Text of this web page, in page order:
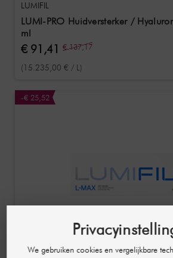
LUMIFIL
LUMI-PRO Huidversterker /
ml
€ 91,41 € 137,17
(15.235,00 € / L)
-€ 25,52
We gebruiken cookies en vergelijkbare